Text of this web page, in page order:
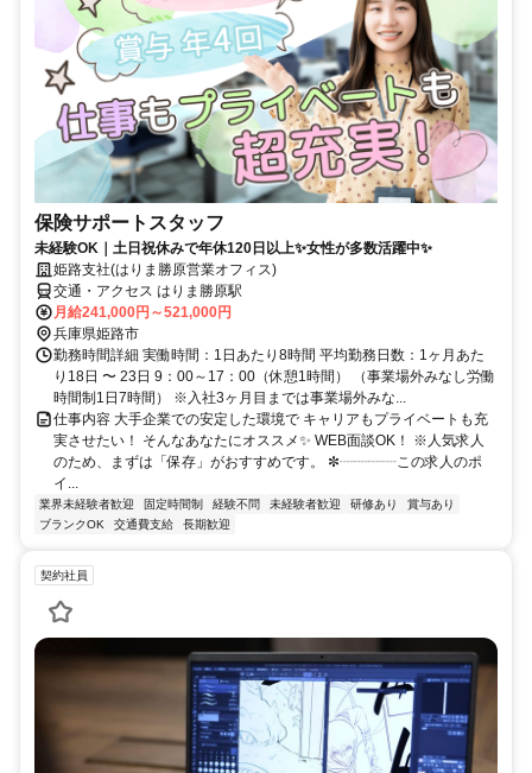
保険サポートスタッフ
未経験OK｜土日祝休みで年休120日以上✨女性が多数活躍中✨
姫路支社(はりま勝原営業オフィス)
交通・アクセス はりま勝原駅
月給241,000円～521,000円
兵庫県姫路市
勤務時間詳細 実働時間：1日あたり8時間 平均勤務日数：1ヶ月あた
り18日 〜 23日 9：00～17：00（休憩1時間） （事業場外みなし労働
時間制1日7時間） ※入社3ヶ月目までは事業場外みな...
仕事内容 大手企業での安定した環境で キャリアもプライベートも充
実させたい！ そんなあなたにオススメ✨ WEB面談OK！ ※人気求人
のため、まずは「保存」がおすすめです。 ✼┈┈┈┈この求人のポ
イ...
業界未経験者歓迎 固定時間制 経験不問 未経験者歓迎 研修あり
賞与あり
ブランクOK
交通費支給 長期歓迎
契約社員